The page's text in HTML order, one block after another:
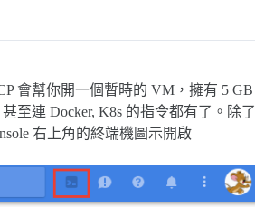
會幫你開一個暫時的 VM，擁有 5 GB
至連 Docker, K8s 的指令都有了。除了
右上角的終端機圖示開啟